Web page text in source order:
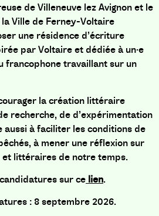
de Villeneuve lez Avignon et le
Ville de Ferney-Voltaire
une résidence d’écriture
par Voltaire et dédiée à un·e
francophone travaillant sur un
la création littéraire
recherche, de d’expérimentation
aussi à faciliter les conditions de
à mener une réflexion sur
littéraires de notre temps.
sur ce lien.
: 8 septembre 2026.